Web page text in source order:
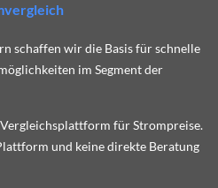
schaffen wir die Basis für schnelle
im Segment der
für Strompreise.
und keine direkte Beratung